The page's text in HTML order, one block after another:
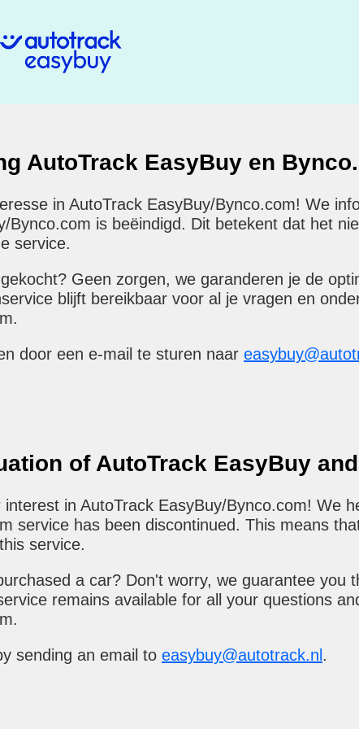
AutoTrack EasyBuy en
in AutoTrack EasyBuy/Bynco.com! We
Bynco.com is beëindigd. Dit betekent dat het
service.
Geen zorgen, we garanderen je de
blijft bereikbaar voor al je vragen en
door een e-mail te sturen naar
of AutoTrack EasyBuy
in AutoTrack EasyBuy/Bynco.com! We
service has been discontinued. This means
service.
a car? Don't worry, we guarantee you
remains available for all your questions
sending an email to easybuy@autotrack.nl .